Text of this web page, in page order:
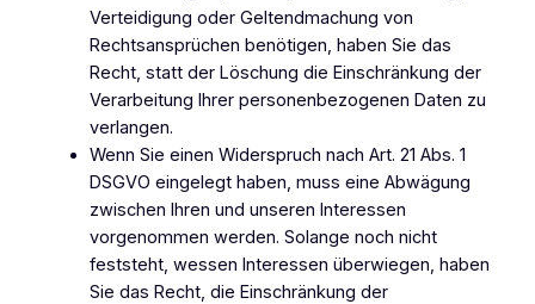
Verteidigung oder Geltendmachung von
Rechtsansprüchen benötigen, haben Sie das
Recht, statt der Löschung die Einschränkung der
Verarbeitung Ihrer personenbezogenen Daten zu
verlangen.
Wenn Sie einen Widerspruch nach Art. 21 Abs. 1
DSGVO eingelegt haben, muss eine Abwägung
zwischen Ihren und unseren Interessen
vorgenommen werden. Solange noch nicht
feststeht, wessen Interessen überwiegen, haben
Sie das Recht, die Einschränkung der